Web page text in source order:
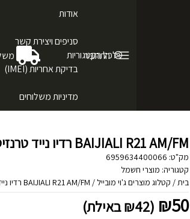
לכל הקטגוריות
התחבר
אודות
סניפים ויצירת קשר
בדיקת אחריות (IMEI)
מדיניות משלוחים
BAIJIALI R21 AM/FM רדיו נייד טרנזיסטור אנלוגי קומפקטי
מק"ט: 6959634400066
קטגוריה: מוצרי חשמל
בית/ קטלוג מוצרים ג'וי מובייל / BAIJIALI R21 AM/FM רדיו נייד טרנזיסטור אנלוגי קומפקטי
₪50
(
₪42 באילת)